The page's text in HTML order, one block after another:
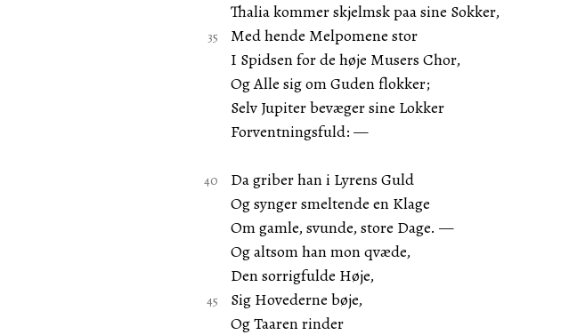
Thalia kommer skjelmsk paa sine Sokker,
Med hende Melpomene stor
I Spidsen for de høje Musers Chor,
Og Alle sig om Guden flokker;
Selv Jupiter bevæger sine Lokker
Forventningsfuld: —
Da griber han i Lyrens Guld
Og synger smeltende en Klage
Om gamle, svunde, store Dage. —
Og altsom han mon qvæde,
Den sorrigfulde Høje,
Sig Hovederne bøje,
Og Taaren rinder